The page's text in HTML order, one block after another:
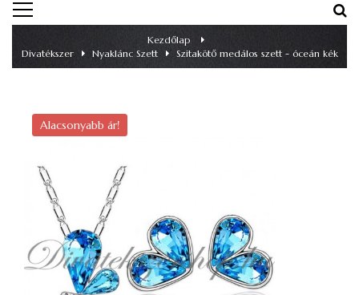
TOGGLE
NAVIGATION
Kezdőlap
>
Divatékszer
> Nyaklánc Szett > Szitakötő medálos szett - óceán kék
Alacsonyabb ár!